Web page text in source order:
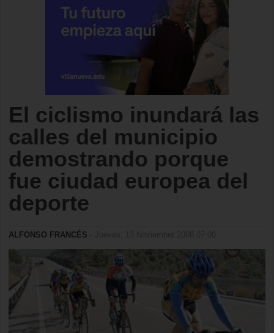
El ciclismo inundará las
calles del municipio
demostrando porque
fue ciudad europea del
deporte
ALFONSO FRANCÉS